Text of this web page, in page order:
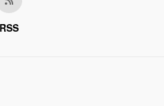
RSS